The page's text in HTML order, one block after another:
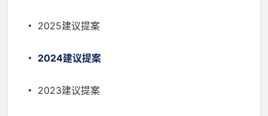
2025建议提案
2024建议提案
2023建议提案